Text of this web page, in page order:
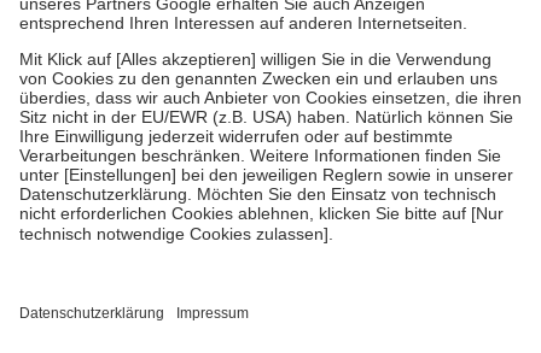
Um das Engagement der Versicherten für ihre eigene Gesundheit zu
stärken und die besondere Stellung der Familie zu unterstützen,
fallenkeine Zuzahlungenan bei:
• Kindern und Jugendlichen bis zum vollendeten 18. Lebensjahr
mit Ausnahme der Fahrkosten
• Untersuchungen zur Vorsorge und Früherkennung, die von der
GKV getragen werden
• empfohlenen Schutzimpfungen
• Harn- und Blutteststreifen
getroffen, um sicherzustellen, dass es sich um echte Bewertungen